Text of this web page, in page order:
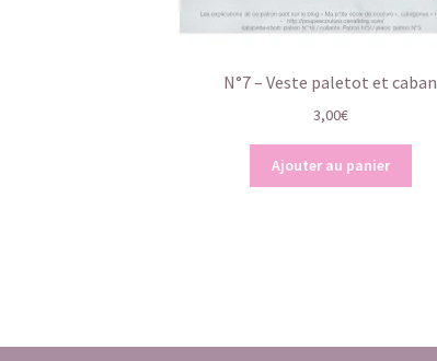
N°7 – Veste paletot et caban
3,00€
Ajouter au panier